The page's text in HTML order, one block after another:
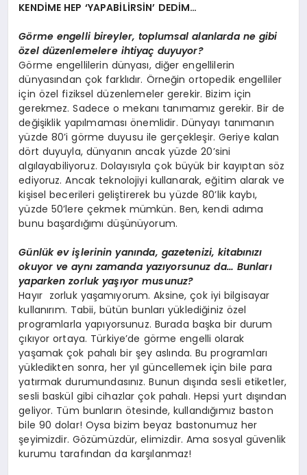
KENDİME HEP ‘YAPABİLİRSİN’ DEDİM…
Görme engelli bireyler, toplumsal alanlarda ne gibi
özel düzenlemelere ihtiyaç duyuyor?
Görme engellilerin dünyası, diğer engellilerin
dünyasından çok farklıdır. Örneğin ortopedik engelliler
için özel fiziksel düzenlemeler gerekir. Bizim için
gerekmez. Sadece o mekanı tanımamız gerekir. Bir de
değişiklik yapılmaması önemlidir. Dünyayı tanımanın
yüzde 80’i görme duyusu ile gerçekleşir. Geriye kalan
dört duyuyla, dünyanın ancak yüzde 20’sini
algılayabiliyoruz. Dolayısıyla çok büyük bir kayıptan söz
ediyoruz. Ancak teknolojiyi kullanarak, eğitim alarak ve
kişisel becerileri geliştirerek bu yüzde 80’lik kaybı,
yüzde 50’lere çekmek mümkün. Ben, kendi adıma
bunu başardığımı düşünüyorum.
Günlük ev işlerinin yanında, gazetenizi, kitabınızı
okuyor ve aynı zamanda yazıyorsunuz da… Bunları
yaparken zorluk yaşıyor musunuz?
Hayır zorluk yaşamıyorum. Aksine, çok iyi bilgisayar
kullanırım. Tabii, bütün bunları yüklediğiniz özel
programlarla yapıyorsunuz. Burada başka bir durum
çıkıyor ortaya. Türkiye’de görme engelli olarak
yaşamak çok pahalı bir şey aslında. Bu programları
yükledikten sonra, her yıl güncellemek için bile para
yatırmak durumundasınız. Bunun dışında sesli etiketler,
sesli baskül gibi cihazlar çok pahalı. Hepsi yurt dışından
geliyor. Tüm bunların ötesinde, kullandığımız baston
bile 90 dolar! Oysa bizim beyaz bastonumuz her
şeyimizdir. Gözümüzdür, elimizdir. Ama sosyal güvenlik
kurumu tarafından da karşılanmaz!